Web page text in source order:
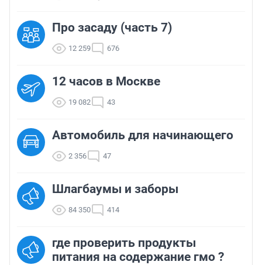
Про засаду (часть 7)
12 259 676
12 часов в Москве
19 082 43
Автомобиль для начинающего
2 356 47
Шлагбаумы и заборы
84 350 414
где проверить продукты
питания на содержание гмо ?